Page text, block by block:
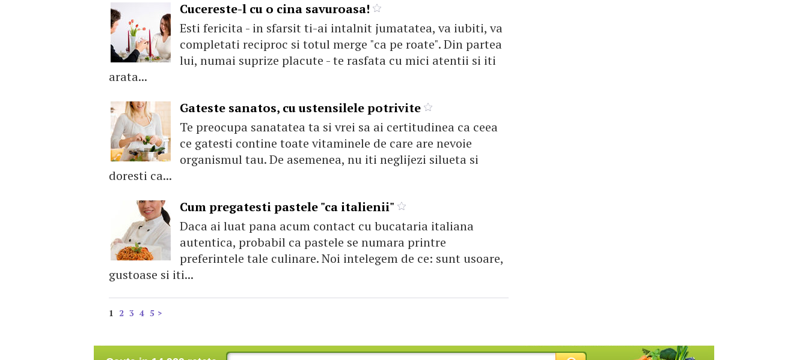
Cucereste-l cu o cina savuroasa!
Esti fericita - in sfarsit ti-ai intalnit jumatatea, va iubiti, va
completati reciproc si totul merge "ca pe roate". Din partea
lui, numai suprize placute - te rasfata cu mici atentii si iti
arata...
Gateste sanatos, cu ustensilele potrivite
Te preocupa sanatatea ta si vrei sa ai certitudinea ca ceea
ce gatesti contine toate vitaminele de care are nevoie
organismul tau. De asemenea, nu iti neglijezi silueta si
doresti ca...
Cum pregatesti pastele "ca italienii"
Daca ai luat pana acum contact cu bucataria italiana
autentica, probabil ca pastele se numara printre
preferintele tale culinare. Noi intelegem de ce: sunt usoare,
gustoase si iti...
1 2 3 4 5 >